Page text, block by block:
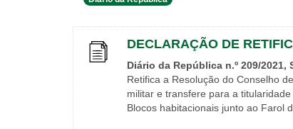
DECLARAÇÃO DE
Diário da República n.º 209/2021,
Retifica a Resolução do Conselho
militar e transfere para a
Blocos habitacionais junto ao Farol